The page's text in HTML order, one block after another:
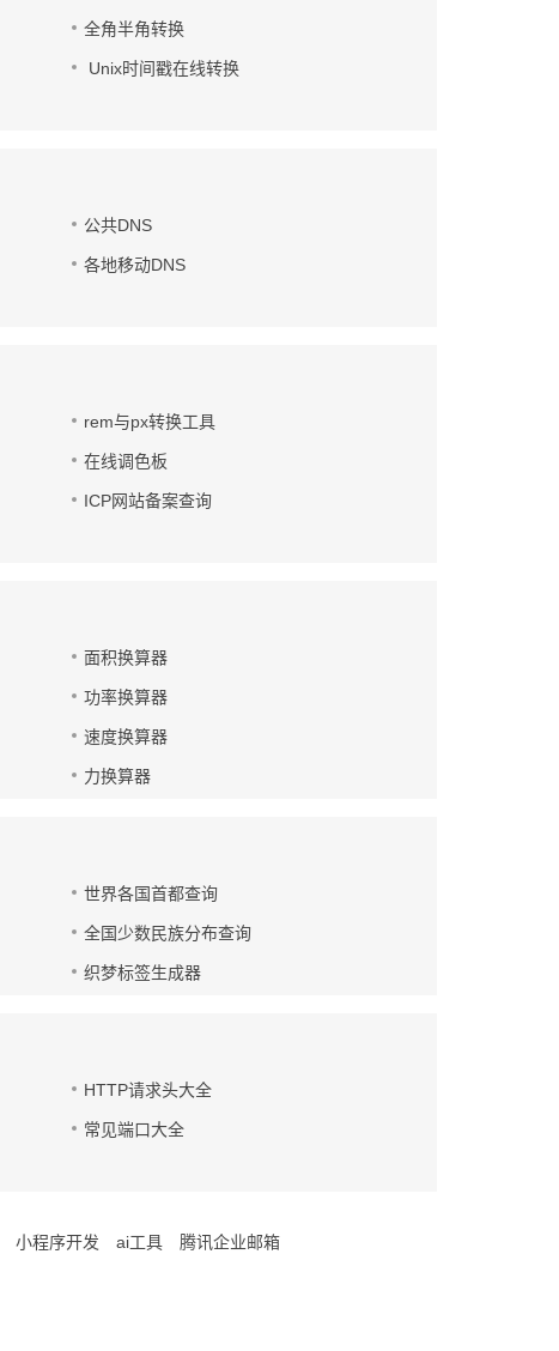
全角半角转换
Unix时间戳在线转换
公共DNS
各地移动DNS
rem与px转换工具
在线调色板
ICP网站备案查询
面积换算器
功率换算器
速度换算器
力换算器
世界各国首都查询
全国少数民族分布查询
织梦标签生成器
HTTP请求头大全
常见端口大全
小程序开发 ai工具
腾讯企业邮箱